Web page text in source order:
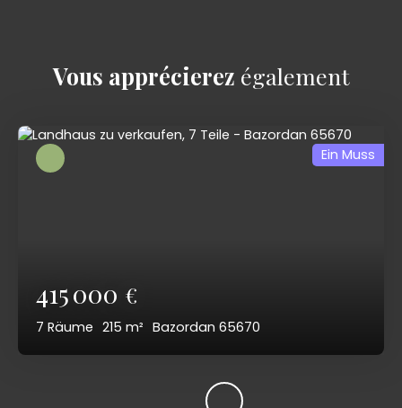
Vous apprécierez également
415 000 €
7 Räume 215 m² Bazordan 65670
Ein Muss